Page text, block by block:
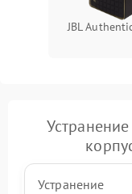
JBL
Устранение